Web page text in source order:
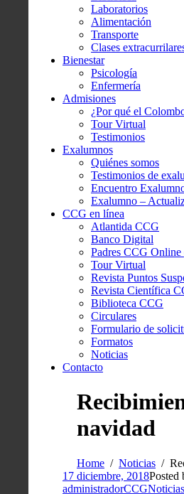
Laboratorios
Alimentación
Transporte
Clases
Bienestar
Psicología
Enfermería
Admisiones
¿Por qué el
Tour Virtual
Testimonios
Exalumnos
Quiénes somos
Testimonios de
Encuentro
Exalumno –
CCG en línea
Atlantida CCG
Banco Digital
Padres CCG Online
Tour Virtual
Revista Puntos
Revista Científica
Biblioteca CCG
Circulares
Formulario de
Formatos
Noticias
Contacto
navidad
Home Noticias
17 diciembre, 2018Posted
administradorCCGNoticias